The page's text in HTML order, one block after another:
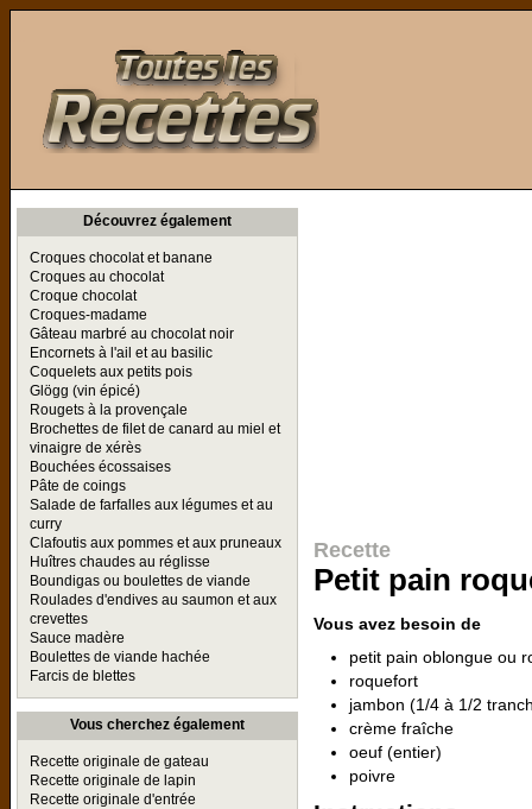
Découvrez également
Croques chocolat et banane
Croques au chocolat
Croque chocolat
Croques-madame
Gâteau marbré au chocolat noir
Encornets à l'ail et au basilic
Coquelets aux petits pois
Glögg (vin épicé)
Rougets à la provençale
Brochettes de filet de canard au miel et
vinaigre de xérès
Bouchées écossaises
Pâte de coings
Salade de farfalles aux légumes et au
curry
Clafoutis aux pommes et aux pruneaux
Huîtres chaudes au réglisse
Boundigas ou boulettes de viande
Roulades d'endives au saumon et aux
crevettes
Sauce madère
Boulettes de viande hachée
Farcis de blettes
Vous cherchez également
Recette originale de gateau
Recette originale de lapin
Recette originale d'entrée
Recette
Petit pain
Vous avez besoin de
petit pain oblongue ou
roquefort
jambon (1/4 à 1/2
crème fraîche
oeuf (entier)
poivre